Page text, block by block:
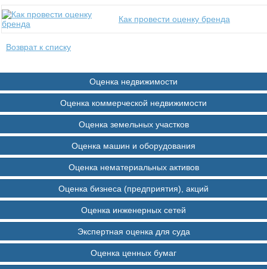
Оценка недвижимости
Оценка коммерческой недвижимости
Оценка земельных участков
Оценка машин и оборудования
Оценка нематериальных активов
Оценка бизнеса (предприятия), акций
Оценка инженерных сетей
Экспертная оценка для суда
Оценка ценных бумаг
Как провести оценку бренда
Возврат к списку